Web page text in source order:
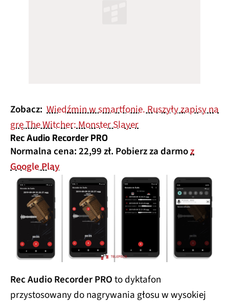
Zobacz: Wiedźmin w smartfonie. Ruszyły zapisy na
grę The Witcher: Monster Slayer
Rec Audio Recorder PRO
Normalna cena: 22,99 zł. Pobierz za darmoz
Google Play
Rec Audio Recorder PROto dyktafon
przystosowany do nagrywania głosu w wysokiej